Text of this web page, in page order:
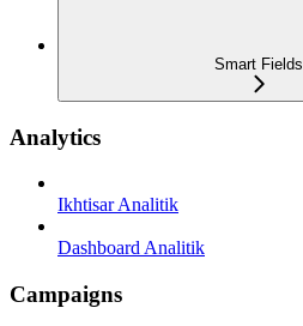
Smart Fields
Analytics
Ikhtisar Analitik
Dashboard Analitik
Campaigns